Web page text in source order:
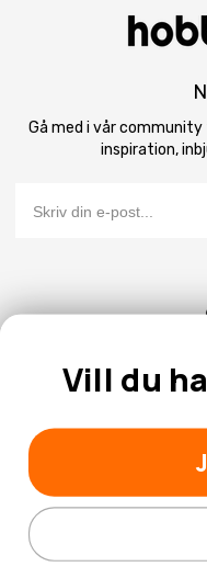
Gå med i vår
inspiration,
©
Vill du